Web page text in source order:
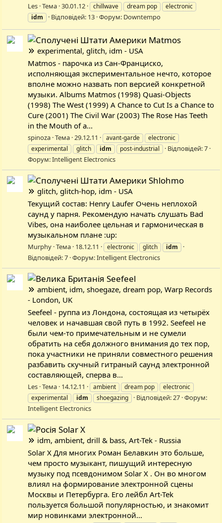
Les Тема 30.01.12 chillwave dream pop
electronic
idm
Відповідей: 13 Форум: Downtempo
Matmos
experimental, glitch, idm - USA
Matmos - парочка из Сан-Франциско,
исполняющая экспериментальное нечто, которое
вполне можно назвать поп версией конкретной
музыки. Albums Matmos (1998) Quasi-Objects
(1998) The West (1999) A Chance to Cut Is a Chance to
Cure (2001) The Civil War (2003) The Rose Has Teeth
in the Mouth of a...
spinoza Тема 29.12.11 avant-garde
electronic
experimental
glitch idm post-industrial
Відповідей: 7
Форум:Intelligent Electronics
Shlohmo
glitch, glitch-hop, idm - USA
Текущий состав: Henry Laufer Очень неплохой
саунд у парня. Рекомендую начать слушать Bad
Vibes, она наиболее цельная и гармоническая в
музыкальном плане :up:
Murphy Тема 18.12.11 electronic glitch idm
Відповідей: 7 Форум:Intelligent Electronics
Seefeel
ambient, idm, shoegaze, dream pop, Warp Records
- London, UK
Seefeel - руппа из Лондона, состоящая из четырёх
человек и начавшая свой путь в 1992. Seefeel не
были чем-то примечательным и не сумели
обратить на себя должного внимания до тех пор,
пока участники не приняли совместного решения
разбавить скучный гитраный саунд электронной
составляющей, сперва в...
Les Тема 14.12.11 ambient dream pop
electronic
experimental
idm shoegazing Відповідей: 27 Форум:
Intelligent Electronics
Solar X
idm, ambient, drill & bass, Art-Tek - Russia
Solar X Для многих Роман Белавкин это больше,
чем просто музыкант, пишущий интересную
музыку под псевдонимом Solar X . Он во многом
влиял на формирование электронной сцены
Москвы и Петербурга. Его лейбл Art-Tek
пользуется большой популярностью, и знакомит
мир новинками электронной...